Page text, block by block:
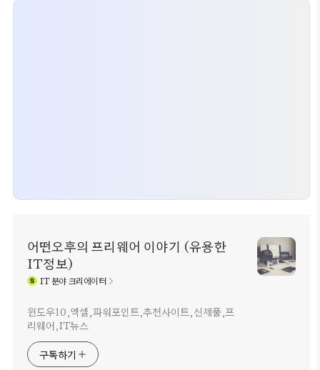
어떤오후의 프리웨어 이야기 (유용한
IT정보)
IT분야 크리에이터
윈도우10,엑셀,파워포인트,추천사이트,신제품,프
리웨어,IT뉴스
구독하기